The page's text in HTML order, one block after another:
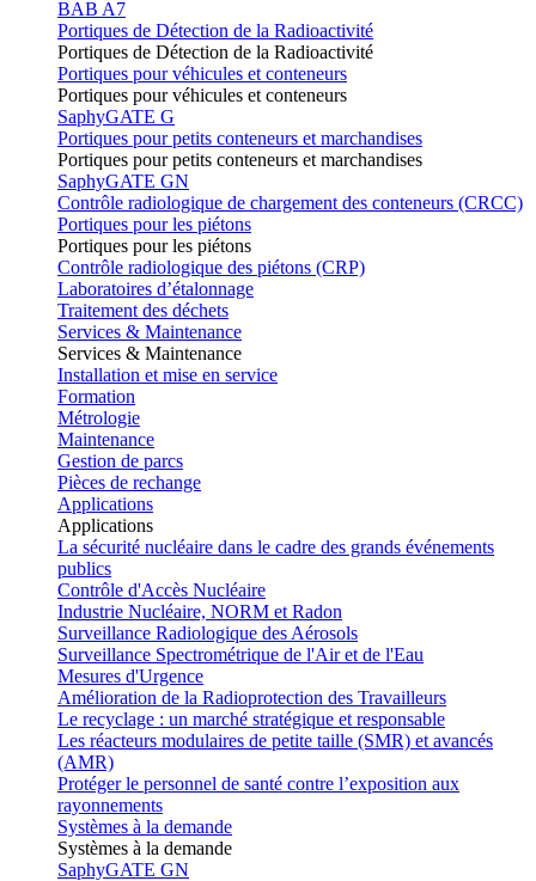
BAB A7
Portiques de Détection de la Radioactivité
Portiques de Détection de la Radioactivité
Portiques pour véhicules et conteneurs
Portiques pour véhicules et conteneurs
SaphyGATE G
Portiques pour petits conteneurs et marchandises
Portiques pour petits conteneurs et marchandises
SaphyGATE GN
Contrôle radiologique de chargement des conteneurs (CRCC)
Portiques pour les piétons
Portiques pour les piétons
Contrôle radiologique des piétons (CRP)
Laboratoires d’étalonnage
Traitement des déchets
Services & Maintenance
Services & Maintenance
Installation et mise en service
Formation
Métrologie
Maintenance
Gestion de parcs
Pièces de rechange
Applications
Applications
La sécurité nucléaire dans le cadre des grands événements
publics
Contrôle d'Accès Nucléaire
Industrie Nucléaire, NORM et Radon
Surveillance Radiologique des Aérosols
Surveillance Spectrométrique de l'Air et de l'Eau
Mesures d'Urgence
Amélioration de la Radioprotection des Travailleurs
Le recyclage : un marché stratégique et responsable
Les réacteurs modulaires de petite taille (SMR) et avancés
(AMR)
Protéger le personnel de santé contre l’exposition aux
rayonnements
Systèmes à la demande
Systèmes à la demande
SaphyGATE GN